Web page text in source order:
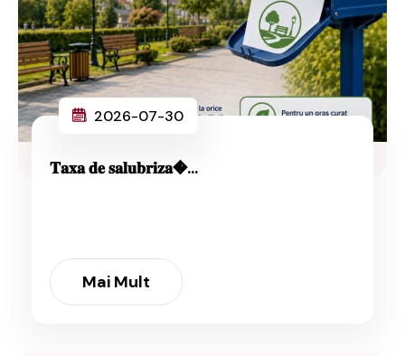
2026-07-30
𝐓𝐚𝐱𝐚 𝐝𝐞 𝐬𝐚𝐥𝐮𝐛𝐫𝐢𝐳𝐚�...
Mai Mult